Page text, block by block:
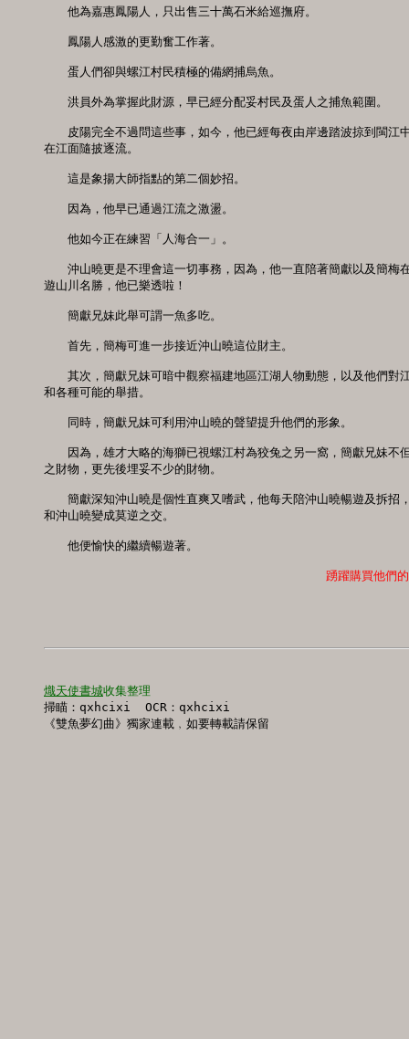
他為嘉惠鳳陽人，只出售三十萬石米給巡撫府。
鳳陽人感激的更勤奮工作著。
蛋人們卻與螺江村民積極的備網捕烏魚。
洪員外為掌握此財源，早已經分配妥村民及蛋人之捕魚範圍。
皮陽完全不過問這些事，如今，他已經每夜由岸邊踏波掠到閩江
在江面隨披逐流。
這是象揚大師指點的第二個妙招。
因為，他早已通過江流之激盪。
他如今正在練習「人海合一」。
沖山曉更是不理會這一切事務，因為，他一直陪著簡獻以及簡梅
遊山川名勝，他已樂透啦！
簡獻兄妹此舉可謂一魚多吃。
首先，簡梅可進一步接近沖山曉這位財主。
其次，簡獻兄妹可暗中觀察福建地區江湖人物動態，以及他們對
和各種可能的舉措。
同時，簡獻兄妹可利用沖山曉的聲望提升他們的形象。
因為，雄才大略的海獅已視螺江村為狡兔之另一窩，簡獻兄妹不
之財物，更先後埋妥不少的財物。
簡獻深知沖山曉是個性直爽又嗜武，他每天陪沖山曉暢遊及拆招
和沖山曉變成莫逆之交。
他便愉快的繼續暢遊著。
踴躍購買他們
熾天使書城收集整理
掃瞄：qxhcixi  OCR：qxhcixi